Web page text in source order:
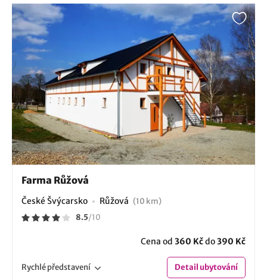
Farma Růžová
České Švýcarsko Růžová (10 km)
8.5/10
Cena od 360 Kčdo390 Kč
Rychlépředstavení Detailubytování